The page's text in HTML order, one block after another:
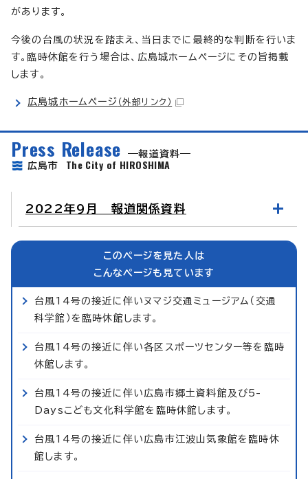
があります。
今後の台風の状況を踏まえ、当日までに最終的な判断を行いま
す。臨時休館を行う場合は、広島城ホームページにその旨掲載
します。
広島城ホームページ （外部リンク）
Press Release
報道資料
広島市 The City of HIROSHIMA
2022年9月 報道関係資料
このページを見た人は
こんなページも見ています
台風14号の接近に伴いヌマジ交通ミュージアム（交通
科学館）を臨時休館します。
台風14号の接近に伴い各区スポーツセンター等を臨時
休館します。
台風14号の接近に伴い広島市郷土資料館及び5-
Daysこども文化科学館を臨時休館します。
台風14号の接近に伴い広島市江波山気象館を臨時休
館します。